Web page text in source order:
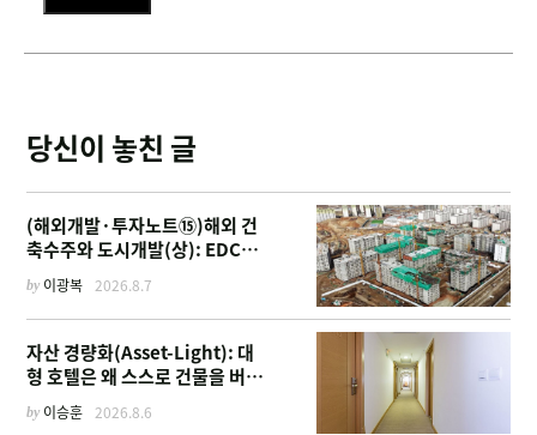
당신이 놓친 글
(해외개발·투자노트⑮)해외 건
축수주와 도시개발(상): EDCF
부터 계열사 진출 위한 복합시설
까지
by 이광복 2026.8.7
자산 경량화(Asset-Light): 대
형 호텔은 왜 스스로 건물을 버리
고 '이름'만 팔기 시작했을까
by 이승훈 2026.8.6